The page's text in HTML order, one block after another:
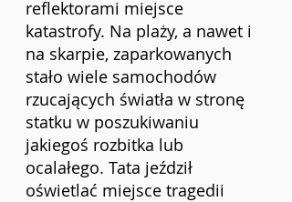
reflektorami miejsce
katastrofy. Na plaży, a nawet i
na skarpie, zaparkowanych
stało wiele samochodów
rzucających światła w stronę
statku w poszukiwaniu
jakiegoś rozbitka lub
ocalałego. Tata jeździł
oświetlać miejsce tragedii